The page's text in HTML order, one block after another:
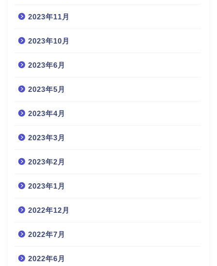
2023年11月
2023年10月
2023年6月
2023年5月
2023年4月
2023年3月
2023年2月
2023年1月
2022年12月
2022年7月
2022年6月